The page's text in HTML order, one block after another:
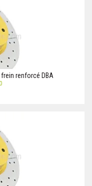
frein renforcé DBA